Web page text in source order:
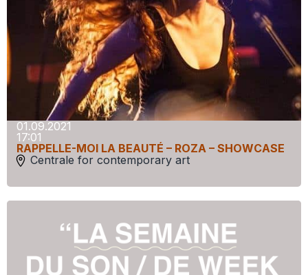
01.09.2021
17:01
RAPPELLE-MOI LA BEAUTÉ – ROZA – SHOWCASE
Centrale for contemporary art